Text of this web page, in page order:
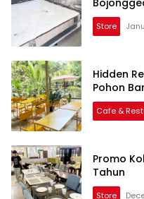
Store
Hidden
Pohon
Cafe &
Promo
Tahun
Store